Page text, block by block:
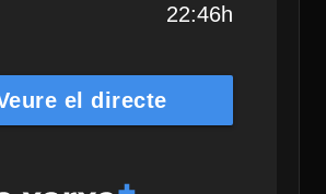
22:46h
el directe